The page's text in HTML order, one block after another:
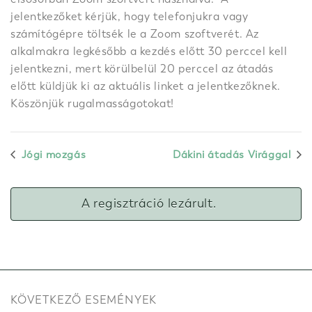
jelentkezőket kérjük, hogy telefonjukra vagy
számítógépre töltsék le a Zoom szoftverét. Az
alkalmakra legkésőbb a kezdés előtt 30 perccel kell
jelentkezni, mert körülbelül 20 perccel az átadás
előtt küldjük ki az aktuális linket a jelentkezőknek.
Köszönjük rugalmasságotokat!
Jógi mozgás Dákini átadás Virággal
A regisztráció lezárult.
KÖVETKEZŐ ESEMÉNYEK